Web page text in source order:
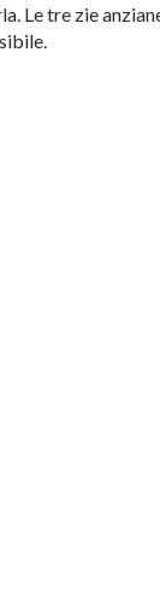
Le tre zie